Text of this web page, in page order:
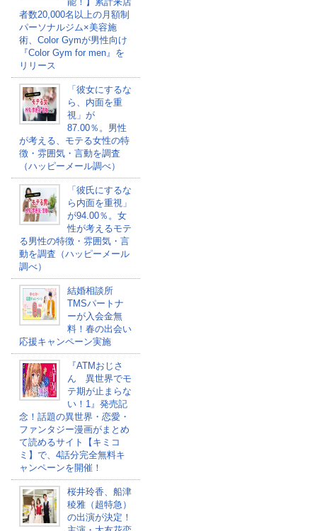
者数20,000名以上の月額制
パーソナルジム×美容施
術、Color Gymが男性向け
『Color Gym for men』を
リリース
「彼女にするな
ら、内面を重
視」が
87.00％。男性
が考える、モテる女性の特
徴・雰囲気・言動を調査
（ハッピーメール調べ）
「彼氏にするな
ら内面を重視」
が94.00％。女
性が考えるモテ
る男性の特徴・雰囲気・言
動を調査（ハッピーメール
調べ）
結婚相談所
TMSパートナ
ーが入会金無
料！春の出会い
応援キャンペーン実施
『ATMおじさ
ん 異世界でモ
テ期が止まらな
い！1』発売記
念！話題の異世界・恋愛・
ファンタジー漫画がまとめ
て読めるサイト【キミコ
ミ】で、4話分完全無料キ
ャンペーンを開催！
桜井玲香、船津
稜雅（超特急）
の出演が決定！